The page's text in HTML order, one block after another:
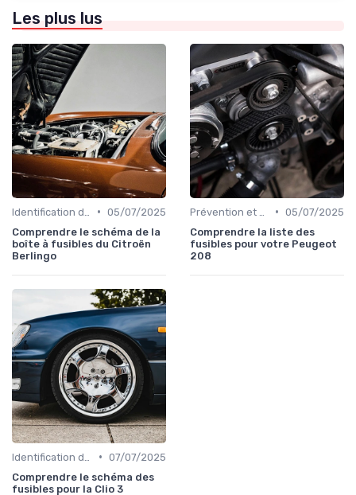
Les plus lus
• 05/07/2025
Comprendre le schéma de la
boîte à fusibles du Citroën
Berlingo
• 05/07/2025
Comprendre la liste des
fusibles pour votre Peugeot
208
• 07/07/2025
Comprendre le schéma des
fusibles pour la Clio 3